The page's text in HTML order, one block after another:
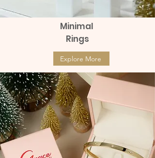
Minimal
Rings
Explore More